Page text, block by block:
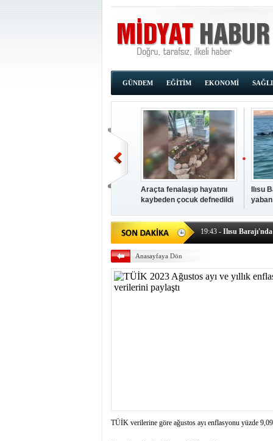
GÜNDEM
EĞİTİM EKONOMİ
Araçta fenalaşıp hayatını
kaybeden çocuk defnedildi
Ilısu
yaban
- OKUMAK
19:43 - Ilısu
19:42- Hacıoğlu:
19:08- HÜDA PAR
istiyor
19:06
- Öter:
- MARSU,
- VEFAT •
- Mardin’de
- Başkan Genç,
Anasayfaya Dön
TÜİK verilerine göre ağustos ayı enflasyonu yüzde